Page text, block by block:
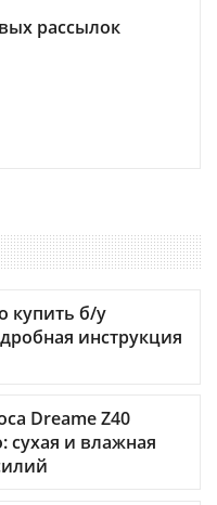
рассылок
купить б/у
инструкция
Dreame Z40
сухая и влажная